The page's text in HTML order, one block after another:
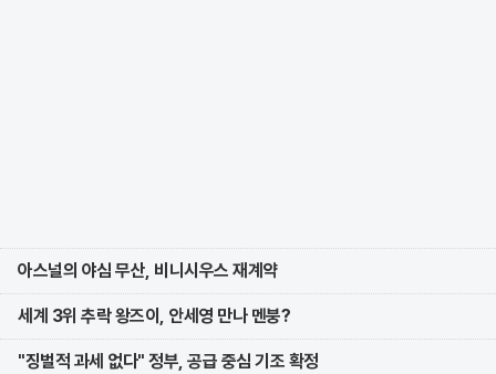
아스널의 야심 무산, 비니시우스 재계약
세계 3위 추락 왕즈이, 안세영 만나 멘붕?
"징벌적 과세 없다" 정부, 공급 중심 기조 확정